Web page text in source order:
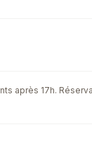
après 17h.